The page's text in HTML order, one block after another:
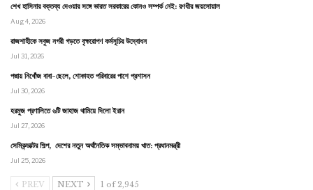
শেখ হাসিনার বক্তব্য দেওয়ার সঙ্গে ভারত সরকারের কোনও সম্পর্ক নেই: রণধীর জয়সোয়াল
Aug 4, 2026
রাজশাহীকে সবুজ নগরী গড়তে বৃক্ষরোপণ কর্মসূচির উদ্বোধন
Jul 31, 2026
পদ্মায় নিখোঁজ বাবা-ছেলে, শোকাহত পরিবারের পাশে প্রশাসন
Jul 30, 2026
হরমুজ প্রণালিতে ৬টি জাহাজ থামিয়ে দিলো ইরান
Jul 27, 2026
সেমিকন্ডাক্টর শিল্প, দেশের নতুন অর্থনৈতিক সম্ভাবনাময় খাত: প্রধানমন্ত্রী
Jul 25, 2026
PREV NEXT 1 of 2,945